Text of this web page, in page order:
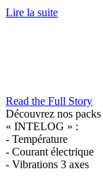
Lire la suite
Read the Full Story
Découvrez nos packs
« INTELOG » :
- Température
- Courant électrique
- Vibrations 3 axes